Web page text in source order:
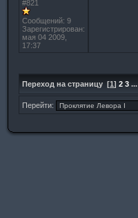
#821
Сообщений: 9
Зарегистрирован:
мая 04 2009,
17:37
Переход на страницу [1] 2 3
Перейти: